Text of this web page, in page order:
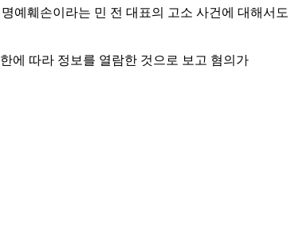
예훼손이라는 민 전 대표의 고소 사건에 대해서도
에 따라 정보를 열람한 것으로 보고 혐의가